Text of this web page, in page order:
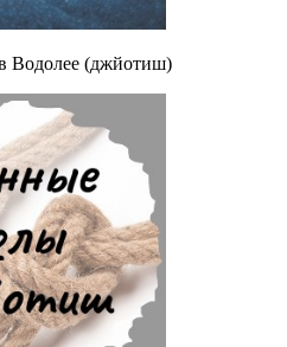
Водолее (джйотиш)